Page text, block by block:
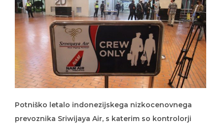
Potniško letalo indonezijskega nizkocenovnega
prevoznika Sriwijaya Air, s katerim so kontrolorji